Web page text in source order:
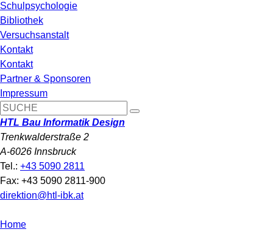
Schulpsychologie
Bibliothek
Versuchsanstalt
Kontakt
Kontakt
Partner & Sponsoren
Impressum
HTL Bau Informatik Design
Trenkwalderstraße 2
A-6026 Innsbruck
Tel.: +43 5090 2811
Fax: +43 5090 2811-900
direktion@htl-ibk.at
Home